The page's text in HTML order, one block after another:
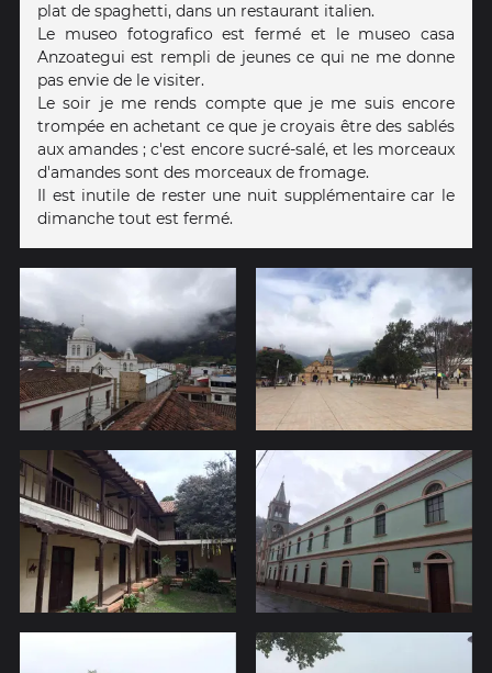
plat de spaghetti, dans un restaurant italien.
Le museo fotografico est fermé et le museo casa
Anzoategui est rempli de jeunes ce qui ne me donne
pas envie de le visiter.
Le soir je me rends compte que je me suis encore
trompée en achetant ce que je croyais être des sablés
aux amandes ; c'est encore sucré-salé, et les morceaux
d'amandes sont des morceaux de fromage.
Il est inutile de rester une nuit supplémentaire car le
dimanche tout est fermé.